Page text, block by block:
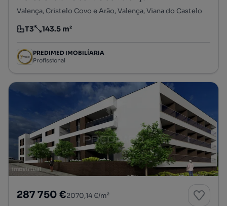
Valença, Cristelo Covo e Arão, Valença, Viana do Castelo
Tipologia
T3
Preço por metro quadrado
143.5 m²
PREDIMED IMOBILÍARIA
Profissional
287 750 €2070,14 €/m²